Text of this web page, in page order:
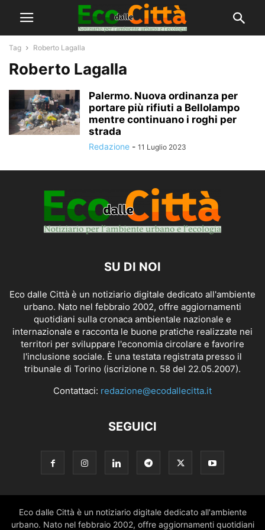
Tag Roberto Lagalla
Roberto Lagalla
Palermo. Nuova ordinanza per
portare più rifiuti a Bellolampo
mentre continuano i roghi per
strada
Redazione - 11 Luglio 2023
SU DI NOI
Eco dalle Città è un notiziario digitale dedicato all'ambiente
urbano. Nato nel febbraio 2002, offre aggiornamenti
quotidiani sulla cronaca ambientale nazionale e
internazionale e racconta le buone pratiche realizzate nei
territori per sviluppare l'economia circolare e favorire
l'inclusione sociale. È una testata registrata presso il
tribunale di Torino (iscrizione n. 58 del 22.05.2007).
Contattaci: redazione@ecodallecitta.it
SEGUICI
Eco dalle Città è un notiziario digitale dedicato all'ambiente
urbano. Nato nel febbraio 2002, offre aggiornamenti quotidiani